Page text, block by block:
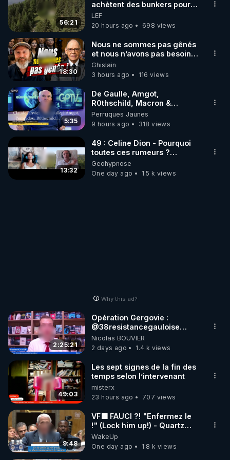
"Bestofcomputer") ou à
frederic.laroche@NotreTortureEstReelle.com
Ou venez posez vos questions dans le chat
CrowdBunker/Telegram/VK en direct le 21/12/23.
Autres liens :
- Chaîne des vidéos du docteur Yves Couvreur qui
dénonce le harcèlement électromagnétique et en
réseau, avec des vidéos de ses patients victimes qui
https://crowdbunker.com/@YvesCouvreur
- Témoignage de Frédéric Laroche avec le docteur
https://crowdbunker.com/v/WvJAqrvjPy
56:21
achètent des bunkers pour
survivre à la fin du monde
LEF
20 hours ago
698 views
18:30
Nous ne sommes pas gênés
et nous n’avons pas besoin
de nous excuser ! #jw
#jehovah #collegecentral
Ghislain
3 hours ago
116 views
5:35
De Gaulle, Amgot,
R0thschild, Macron &
Pompidou… Macron Claude
Janvier, GPTV, 18 X 2024
Perruques Jaunes
9 hours ago
318 views
13:32
49 : Celine Dion - Pourquoi
toutes ces rumeurs ?
Enquête sous hypnose
Geohypnose
One day ago
1.5 k views
Why this ad?
2:25:21
Opération Gergovie :
‪@38resistancegauloise‬
‪@MarionSigautOfficiel‬
‪@gladysriifard5710‬ Laëtitia
Nicolas BOUVIER
2 days ago
1.4 k views
49:03
Les sept signes de la fin des
temps selon l’intervenant
misterx
23 hours ago
707 views
9:48
VF🟩 FAUCI ?! "Enfermez le
!" (Lock him up!) - Quartz
Traduction
WakeUp
One day ago
1.8 k views